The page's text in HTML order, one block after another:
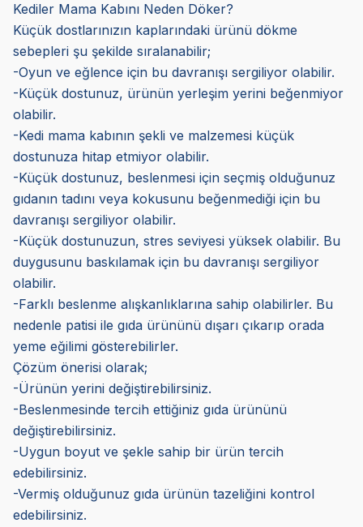
Kediler Mama Kabını Neden Döker?
Küçük dostlarınızın kaplarındaki ürünü dökme
sebepleri şu şekilde sıralanabilir;
-Oyun ve eğlence için bu davranışı sergiliyor olabilir.
-Küçük dostunuz, ürünün yerleşim yerini beğenmiyor
olabilir.
-Kedi mama kabının şekli ve malzemesi küçük
dostunuza hitap etmiyor olabilir.
-Küçük dostunuz, beslenmesi için seçmiş olduğunuz
gıdanın tadını veya kokusunu beğenmediği için bu
davranışı sergiliyor olabilir.
-Küçük dostunuzun, stres seviyesi yüksek olabilir. Bu
duygusunu baskılamak için bu davranışı sergiliyor
olabilir.
-Farklı beslenme alışkanlıklarına sahip olabilirler. Bu
nedenle patisi ile gıda ürününü dışarı çıkarıp orada
yeme eğilimi gösterebilirler.
Çözüm önerisi olarak;
-Ürünün yerini değiştirebilirsiniz.
-Beslenmesinde tercih ettiğiniz gıda ürününü
değiştirebilirsiniz.
-Uygun boyut ve şekle sahip bir ürün tercih
edebilirsiniz.
-Vermiş olduğunuz gıda ürünün tazeliğini kontrol
edebilirsiniz.